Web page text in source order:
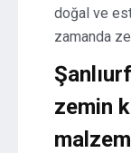
doğal ve
zamanda
zemin